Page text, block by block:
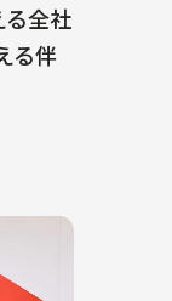
全社
る伴